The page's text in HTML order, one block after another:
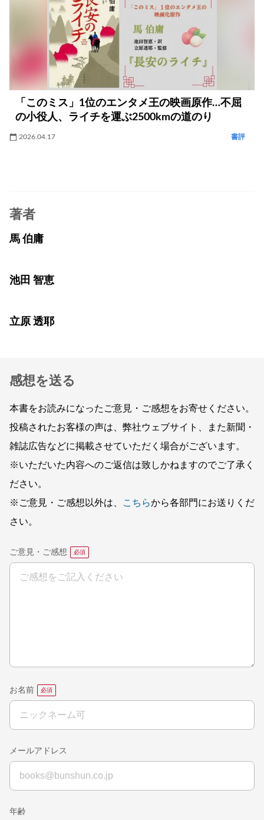
「このミス」1位のエンタメ王の映画原作…不屈
の小役人、ライチを運ぶ2500kmの道のり
2026.04.17 書評
著者
馬 伯庸
池田 智恵
立原 透耶
感想を送る
本書をお読みになったご意見・ご感想をお寄せください。
投稿されたお客様の声は、弊社ウェブサイト、また新聞・
雑誌広告などに掲載させていただく場合がございます。
※いただいた内容へのご返信は致しかねますのでご了承く
ださい。
※ご意見・ご感想以外は、
こちらから各部門にお送りくだ
さい。
ご意見・ご感想
お名前
メールアドレス
年齢